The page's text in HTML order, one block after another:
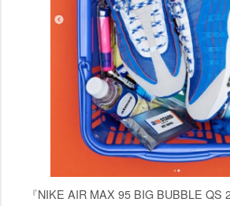
『NIKE AIR MAX 95 BIG BUBBLE QS